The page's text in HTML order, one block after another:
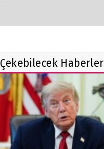
Çekebilecek Haberler